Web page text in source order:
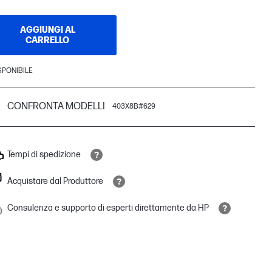
AGGIUNGI AL
CARRELLO
CONFRONTA MODELLI 403X8B#629
Tempi di spedizione
Acquistare dal Produttore
Consulenza e supporto di esperti direttamente da HP